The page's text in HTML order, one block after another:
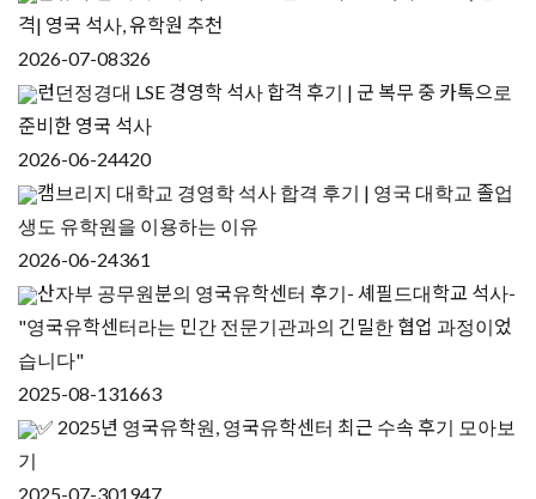
격| 영국 석사, 유학원 추천
2026-07-08326
런던정경대 LSE 경영학 석사 합격 후기 | 군 복무 중 카톡으로
준비한 영국 석사
2026-06-24420
캠브리지 대학교 경영학 석사 합격 후기 | 영국 대학교 졸업
생도 유학원을 이용하는 이유
2026-06-24361
산자부 공무원분의 영국유학센터 후기- 셰필드대학교 석사-
"영국유학센터라는 민간 전문기관과의 긴밀한 협업 과정이었
습니다"
2025-08-131663
✅ 2025년 영국유학원, 영국유학센터 최근 수속 후기 모아보
기
2025-07-301947